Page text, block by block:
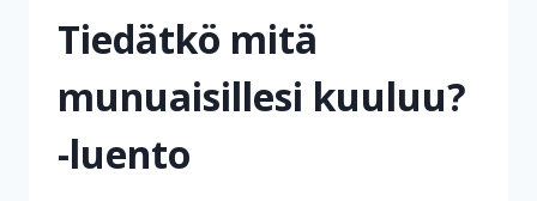
Tiedätkö mitä
munuaisillesi kuuluu?
-luento